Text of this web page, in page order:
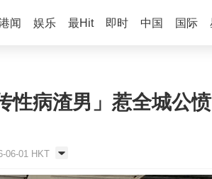
闻 娱乐 最Hit 即时 中国 国际
性病渣男」惹全城公
06-01 HKT